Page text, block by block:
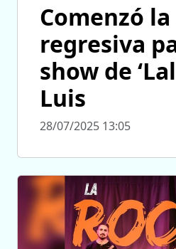
Comenzó
regresiva
show de
Luis
28/07/2025 13:05